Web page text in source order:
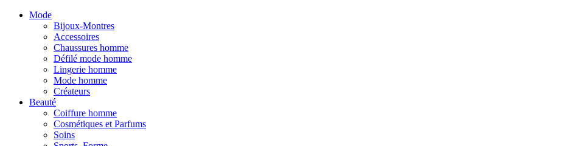
Mode
Bijoux-Montres
Accessoires
Chaussures homme
Défilé mode homme
Lingerie homme
Mode homme
Créateurs
Beauté
Coiffure homme
Cosmétiques et Parfums
Soins